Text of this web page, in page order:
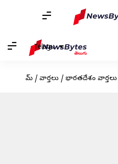
Telugu
హోమ్ / వార్తలు / భారతదేశం వార్తలు